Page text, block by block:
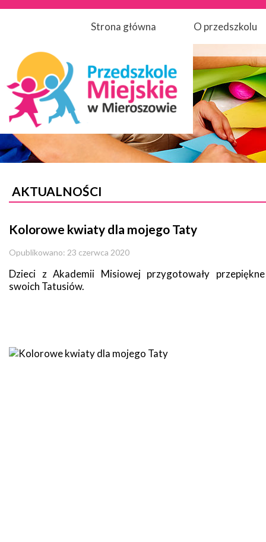
Strona główna O przedszkolu
AKTUALNOŚCI
Kolorowe kwiaty dla mojego Taty
Opublikowano: 23 czerwca 2020
Dzieci z Akademii Misiowej przygotowały
swoich Tatusiów.